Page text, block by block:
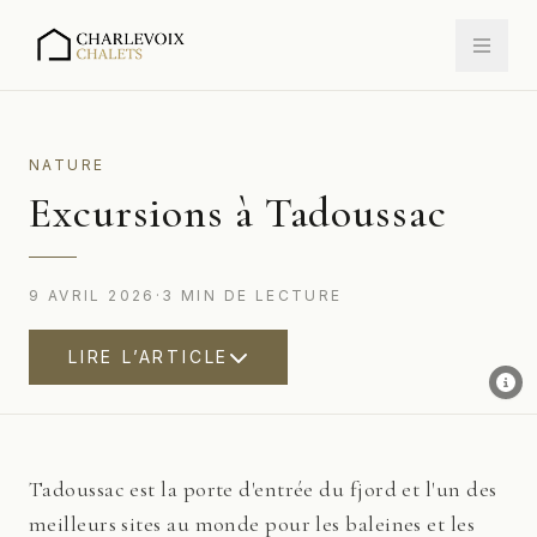
NATURE
Excursions à Tadoussac
9 AVRIL 2026 · 3 MIN DE LECTURE
LIRE L’ARTICLE
Tadoussac est la porte d'entrée du fjord et l'un des
meilleurs sites au monde pour les baleines et les